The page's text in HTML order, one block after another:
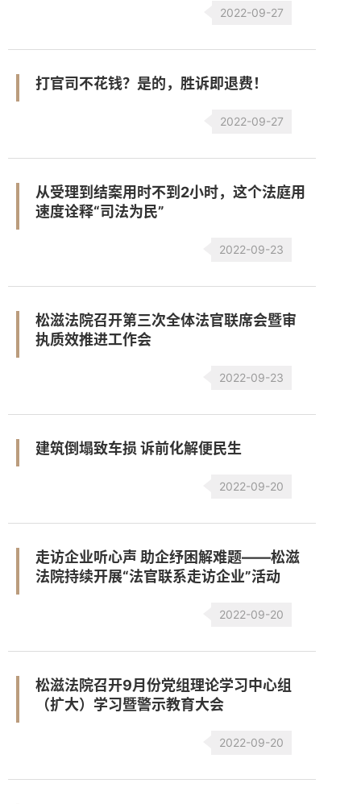
2022-09-27
打官司不花钱？是的，胜诉即退费！
2022-09-27
从受理到结案用时不到2小时，这个法庭用
速度诠释“司法为民”
2022-09-23
松滋法院召开第三次全体法官联席会暨审
执质效推进工作会
2022-09-23
建筑倒塌致车损 诉前化解便民生
2022-09-20
走访企业听心声 助企纾困解难题——松滋
法院持续开展“法官联系走访企业”活动
2022-09-20
松滋法院召开9月份党组理论学习中心组
（扩大）学习暨警示教育大会
2022-09-20